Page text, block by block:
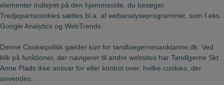
elementer indlejret på den hjemmeside, du besøger.
Tredjepartscookies sættes bl.a. af webanalyseprogrammer, som f.eks.
Google Analytics og WebTrends.
Denne Cookiepolitik gælder kun for tandlaegernesanktanne.dk. Ved
klik på funktioner, der navigerer til andre websites har Tandlgerne Skt.
Anne Plads ikke ansvar for eller kontrol over, hvilke cookies, der
anvendes.